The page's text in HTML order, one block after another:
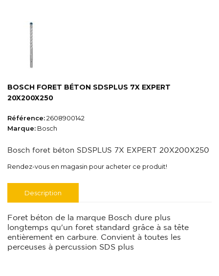
BOSCH FORET BÉTON SDSPLUS 7X EXPERT
20X200X250
Référence:2608900142
Marque: Bosch
Bosch foret béton SDSPLUS 7X EXPERT 20X200X250
Rendez-vous en magasin pour acheter ce produit!
Description
Foret béton de la marque Bosch dure plus
longtemps qu'un foret standard grâce à sa tête
entièrement en carbure. Convient à toutes les
perceuses à percussion SDS plus